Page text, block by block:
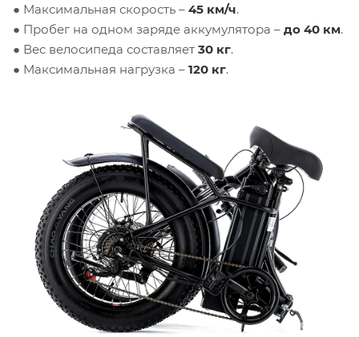
● Максимальная скорость – 45 км/ч.
● Пробег на одном заряде аккумулятора – до 40 км.
● Вес велосипеда составляет 30 кг.
● Максимальная нагрузка – 120 кг.